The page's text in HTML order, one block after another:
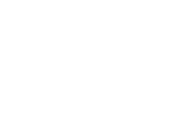
百姓，反抗犯下弑神之罪，又出
责人。面对星锑、兔毛手袋等一众行事乖张、性格跳脱的怪咖
中意外成为了“神秘学事件对策部”的负责人。面对星锑、兔毛